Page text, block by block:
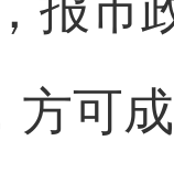
方可